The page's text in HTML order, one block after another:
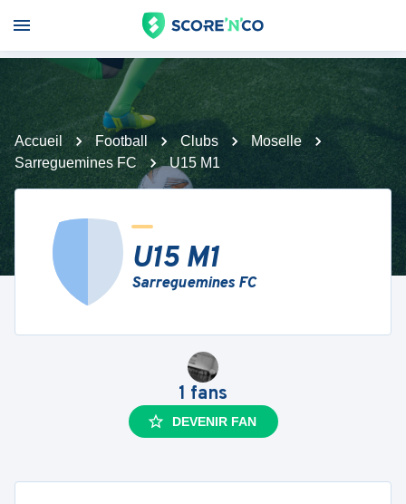
Accueil Football Clubs
Moselle
Sarreguemines FC
U15 M1
U15 M1
Sarreguemines FC
1 fans
DEVENIR FAN